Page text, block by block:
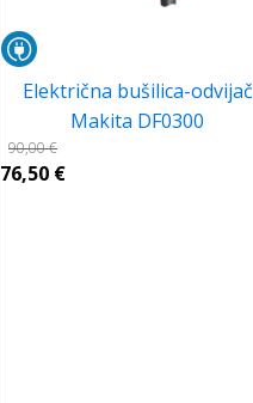
Električna bušilica-odvijač
Makita DF0300
90,00€
76,50 €